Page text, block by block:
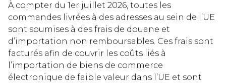
À compter du 1er juillet 2026, toutes les
commandes livrées à des adresses au sein de l’UE
sont soumises à des frais de douane et
d’importation non remboursables. Ces frais sont
facturés afin de couvrir les coûts liés à
l’importation de biens de commerce
électronique de faible valeur dans l’UE et sont